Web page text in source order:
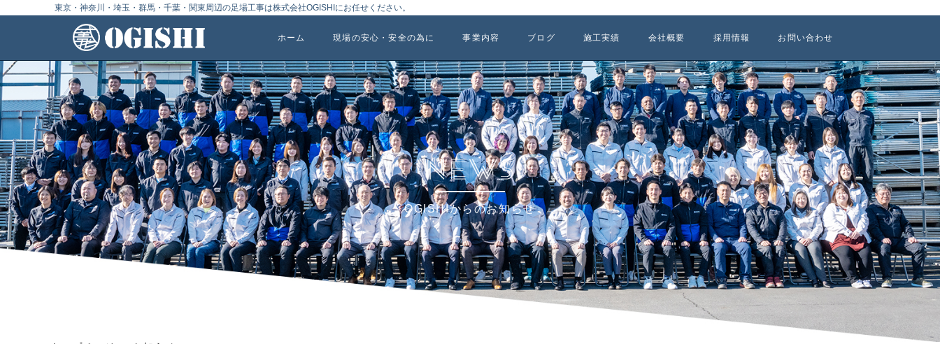
東京・神奈川・埼玉・群馬・千葉・関東周辺の足場工事は株式会社OGISHIにお任せください。
ホーム 現場の安心・安全の為に 事業内容 ブログ 施工実績 会社概要 採用情報 お問い合わせ
OGISHIからのお知らせ